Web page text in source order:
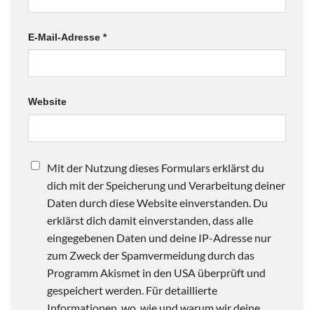
E-Mail-Adresse *
Website
Mit der Nutzung dieses Formulars erklärst du
dich mit der Speicherung und Verarbeitung deiner
Daten durch diese Website einverstanden. Du
erklärst dich damit einverstanden, dass alle
eingegebenen Daten und deine IP-Adresse nur
zum Zweck der Spamvermeidung durch das
Programm Akismet in den USA überprüft und
gespeichert werden. Für detaillierte